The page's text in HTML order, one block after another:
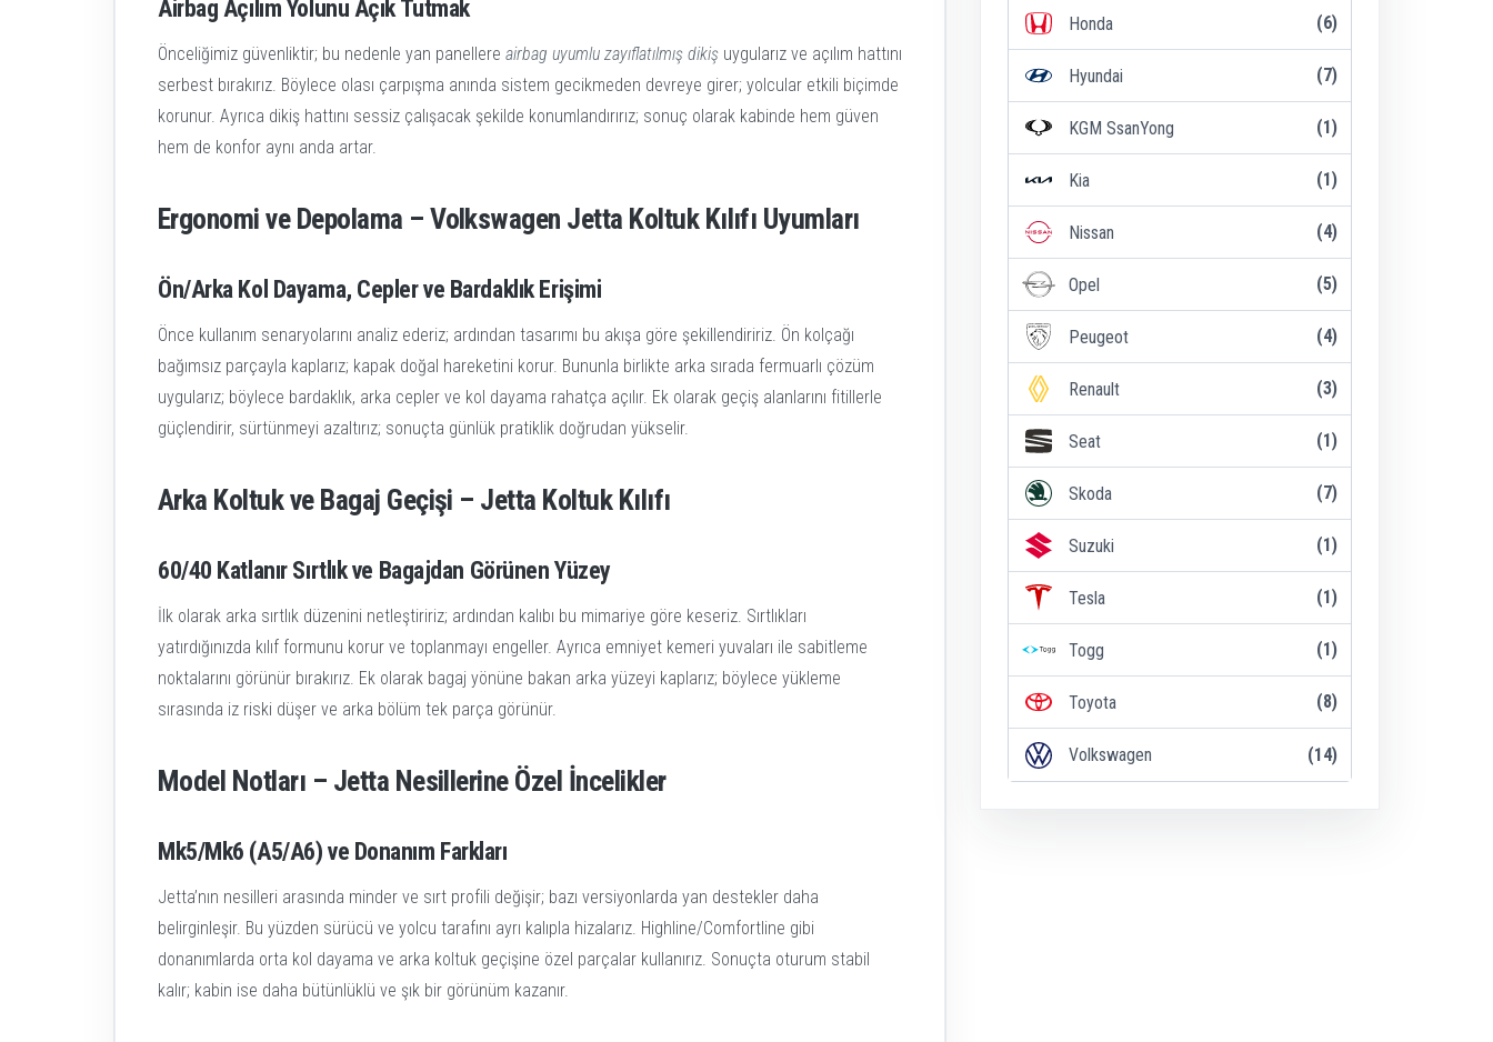
Airbag Açılım Yolunu Açık Tutmak
Önceliğimiz güvenliktir; bu nedenle yan panellere airbag uyumlu zayıflatılmış dikiş uygularız ve açılım hattını
serbest bırakırız. Böylece olası çarpışma anında sistem gecikmeden devreye girer; yolcular etkili biçimde
korunur. Ayrıca dikiş hattını sessiz çalışacak şekilde konumlandırırız; sonuç olarak kabinde hem güven
hem de konfor aynı anda artar.
Ergonomi ve Depolama – Volkswagen Jetta Koltuk Kılıfı Uyumları
Ön/Arka Kol Dayama, Cepler ve Bardaklık Erişimi
Önce kullanım senaryolarını analiz ederiz; ardından tasarımı bu akışa göre şekillendiririz. Ön kolçağı
bağımsız parçayla kaplarız; kapak doğal hareketini korur. Bununla birlikte arka sırada fermuarlı çözüm
uygularız; böylece bardaklık, arka cepler ve kol dayama rahatça açılır. Ek olarak geçiş alanlarını fitillerle
güçlendirir, sürtünmeyi azaltırız; sonuçta günlük pratiklik doğrudan yükselir.
Arka Koltuk ve Bagaj Geçişi – Jetta Koltuk Kılıfı
60/40 Katlanır Sırtlık ve Bagajdan Görünen Yüzey
İlk olarak arka sırtlık düzenini netleştiririz; ardından kalıbı bu mimariye göre keseriz. Sırtlıkları
yatırdığınızda kılıf formunu korur ve toplanmayı engeller. Ayrıca emniyet kemeri yuvaları ile sabitleme
noktalarını görünür bırakırız. Ek olarak bagaj yönüne bakan arka yüzeyi kaplarız; böylece yükleme
sırasında iz riski düşer ve arka bölüm tek parça görünür.
Model Notları – Jetta Nesillerine Özel İncelikler
Mk5/Mk6 (A5/A6) ve Donanım Farkları
Jetta’nın nesilleri arasında minder ve sırt profili değişir; bazı versiyonlarda yan destekler daha
belirginleşir. Bu yüzden sürücü ve yolcu tarafını ayrı kalıpla hizalarız. Highline/Comfortline gibi
donanımlarda orta kol dayama ve arka koltuk geçişine özel parçalar kullanırız. Sonuçta oturum stabil
kalır; kabin ise daha bütünlüklü ve şık bir görünüm kazanır.
Honda (6)
Hyundai (7)
KGM SsanYong (1)
Kia (1)
Nissan (4)
Opel (5)
Peugeot (4)
Renault (3)
Seat (1)
Skoda (7)
Suzuki (1)
Tesla (1)
Togg (1)
Toyota (8)
Volkswagen (14)